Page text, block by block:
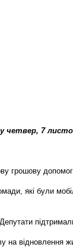
у четвер, 7
грошову
які були
на відновлення